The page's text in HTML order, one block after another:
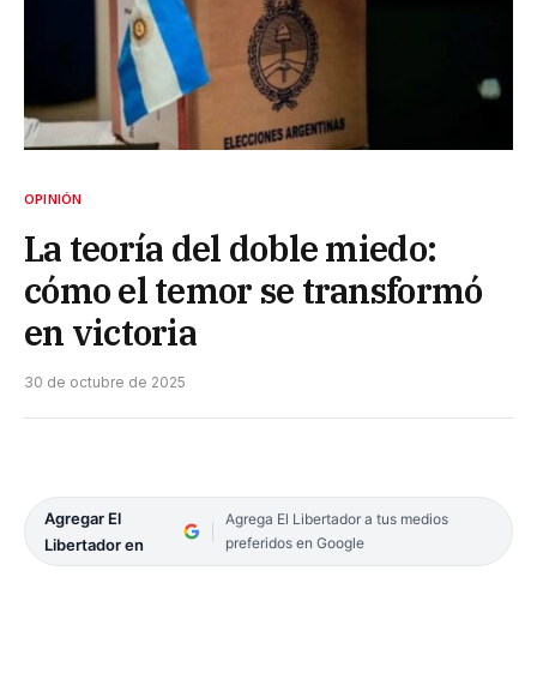
OPINIÓN
La teoría del doble miedo:
cómo el temor se transformó
en victoria
30 de octubre de 2025
Agregar El
Libertador en
Agrega El Libertador a tus medios
preferidos en Google